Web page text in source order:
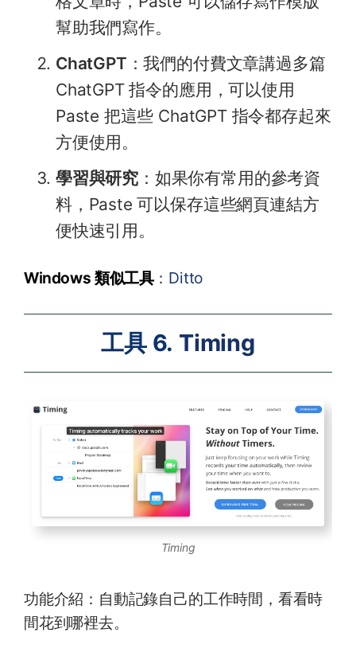
幫助我們寫作。
ChatGPT ：我們的付費文章講過多篇
ChatGPT 指令的應用，可以使用
Paste 把這些 ChatGPT 指令都存起來
方便使用。
學習與研究 ：如果你有常用的參考資
料，Paste 可以保存這些網頁連結方
便快速引用。
Windows 類似工具： Ditto
工具 6. Timing
Timing
功能介紹：自動記錄自己的工作時間，看看時
間花到哪裡去。